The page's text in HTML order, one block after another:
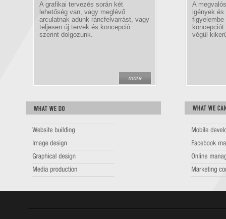
A grafikai tervezés során két
lehetőség van, vagy meglévő
arculatnak adunk ráncfelvarrást, vagy
teljesen új tervek és koncepció
szerint dolgozunk.
A
igények
végül